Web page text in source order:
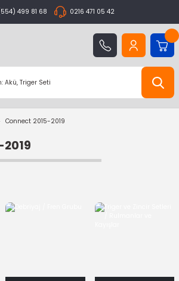
499 81 68 0216 471 05 42
Connect 2015-2019